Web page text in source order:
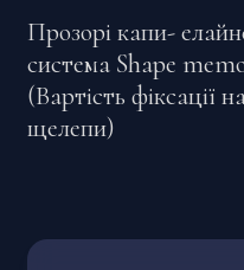
Прозорі капи-
система Shape
(Вартість фіксації
щелепи)